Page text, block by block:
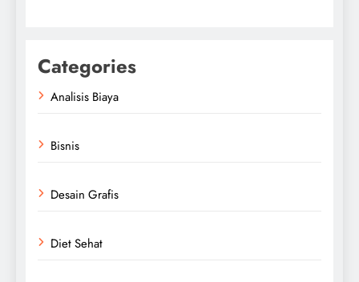
Categories
Analisis Biaya
Bisnis
Desain Grafis
Diet Sehat